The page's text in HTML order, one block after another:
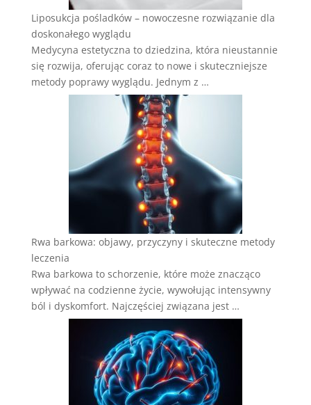
Liposukcja pośladków – nowoczesne rozwiązanie dla
doskonałego wyglądu
Medycyna estetyczna to dziedzina, która nieustannie
się rozwija, oferując coraz to nowe i skuteczniejsze
metody poprawy wyglądu. Jednym z …
Rwa barkowa: objawy, przyczyny i skuteczne metody
leczenia
Rwa barkowa to schorzenie, które może znacząco
wpływać na codzienne życie, wywołując intensywny
ból i dyskomfort. Najczęściej związana jest …